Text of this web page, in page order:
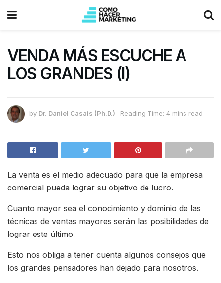
VENDA MÁS ESCUCHE A
LOS GRANDES (I)
by Dr. Daniel Casais (Ph.D.) Reading Time: 4 mins read
La venta es el medio adecuado para que la empresa
comercial pueda lograr su objetivo de lucro.
Cuanto mayor sea el conocimiento y dominio de las
técnicas de ventas mayores serán las posibilidades de
lograr este último.
Esto nos obliga a tener cuenta algunos consejos que
los grandes pensadores han dejado para nosotros.